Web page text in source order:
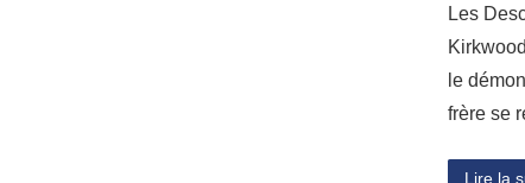
Les
le
frère se
Lire la